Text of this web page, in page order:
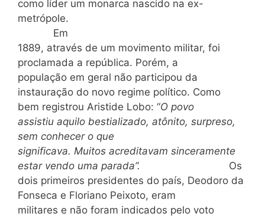
como líder um monarca nascido na ex-
metrópole.
Em
1889, através de um movimento militar, foi
proclamada a república. Porém, a
população em geral não participou da
instauração do novo regime político. Como
bem registrou Aristide Lobo: “O povo
assistiu aquilo bestializado, atônito, surpreso,
sem conhecer o que
significava. Muitos acreditavam sinceramente
estar vendo uma parada”.
Os
dois primeiros presidentes do país, Deodoro da
Fonseca e Floriano Peixoto, eram
militares e não foram indicados pelo voto